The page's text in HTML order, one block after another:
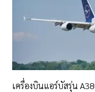
เครื่องบินแอร์บัสรุ่น